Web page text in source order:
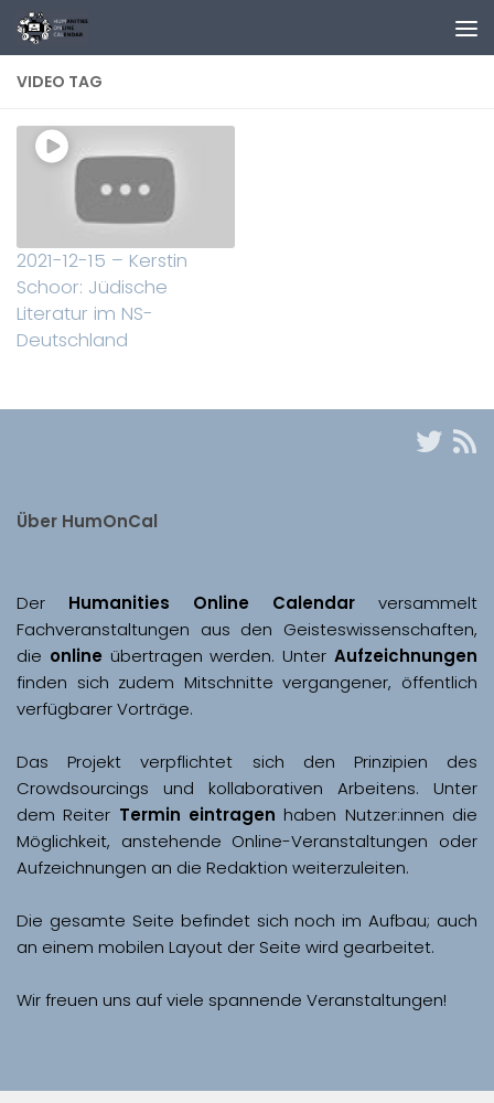
Zum Inhalt springen
VIDEO TAG
2021-12-15 – Kerstin
Schoor: Jüdische
Literatur im NS-
Deutschland
Über HumOnCal
Der Humanities Online Calendar versammelt
Fachveranstaltungen aus den Geisteswissenschaften,
die online übertragen werden. Unter Aufzeichnungen
finden sich zudem Mitschnitte vergangener, öffentlich
Das Projekt verpflichtet sich den Prinzipien des
Crowdsourcings und kollaborativen Arbeitens. Unter
dem Reiter Termin eintragen haben Nutzer:innen die
Möglichkeit, anstehende Online-Veranstaltungen oder
Aufzeichnungen an die Redaktion weiterzuleiten.
Die gesamte Seite befindet sich noch im Aufbau; auch
Wir freuen uns auf viele spannende Veranstaltungen!